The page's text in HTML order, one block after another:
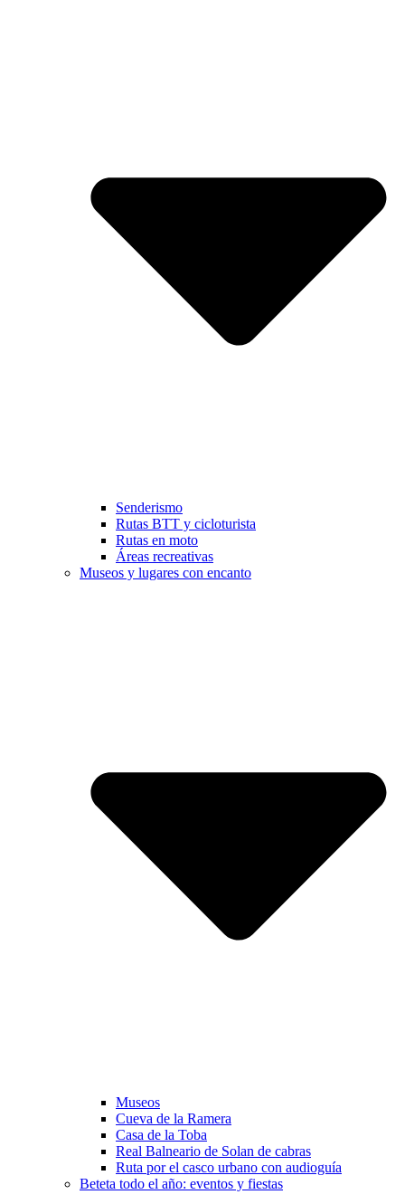
Senderismo
Rutas BTT y cicloturista
Rutas en moto
Áreas recreativas
Museos y lugares con encanto
Museos
Cueva de la Ramera
Casa de la Toba
Real Balneario de Solan de cabras
Ruta por el casco urbano con audioguía
Beteta todo el año: eventos y fiestas​